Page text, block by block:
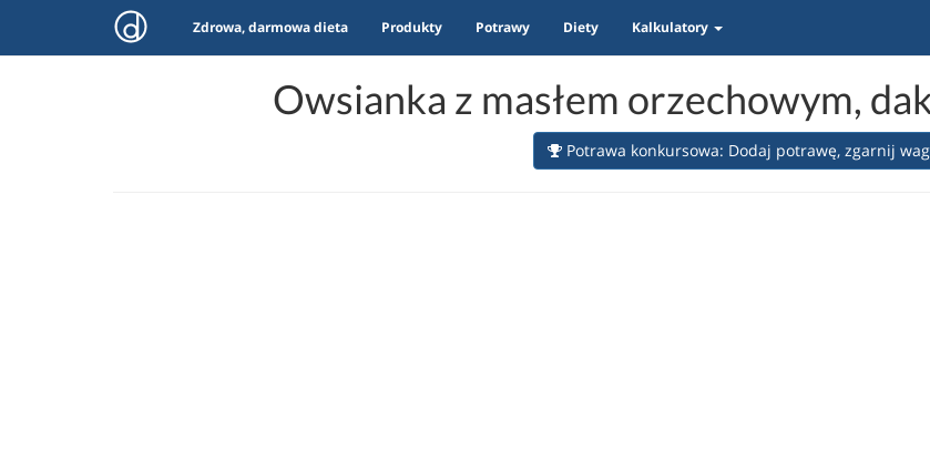
Zdrowa, darmowa dieta Produkty Potrawy Diety Kalkulatory
Owsianka z masłem orzechowym,
Potrawa konkursowa: Dodaj potrawę, zgarnij